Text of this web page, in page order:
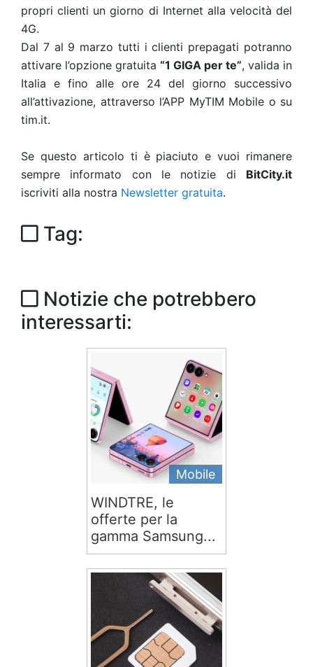
propri clienti un giorno di Internet alla velocità del
4G.
Dal 7 al 9 marzo tutti i clienti prepagati potranno
attivare l’opzione gratuita “1 GIGA per te”, valida in
Italia e fino alle ore 24 del giorno successivo
all’attivazione, attraverso l’APP MyTIM Mobile o su
tim.it.
Se questo articolo ti è piaciuto e vuoi rimanere
sempre informato con le notizie di BitCity.it
iscriviti alla nostra Newsletter gratuita.
Tag:
Notizie che potrebbero
interessarti:
Mobile
WINDTRE, le
offerte per la
gamma Samsung...